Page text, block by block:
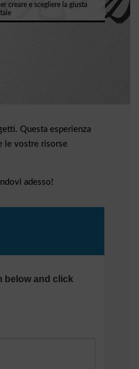
creare e scegliere la giusta
Questa esperienza
le vostre risorse
adesso!